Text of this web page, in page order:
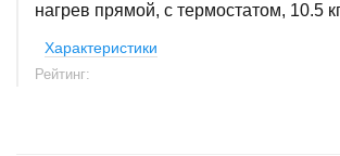
нагрев прямой, с термостатом, 10.5
Характеристики
Рейтинг: